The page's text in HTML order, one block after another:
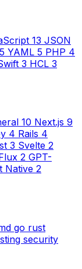
13 JSON
5 YAML 5 PHP 4
3 HCL 3
10 Next.js 9
4 Rails 4
3 Svelte 2
2 GPT-
Native 2
go rust
security